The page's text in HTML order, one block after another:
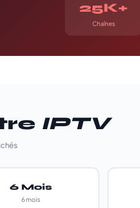
25K+
Chaînes
IPTV
6 Mois
6 mois